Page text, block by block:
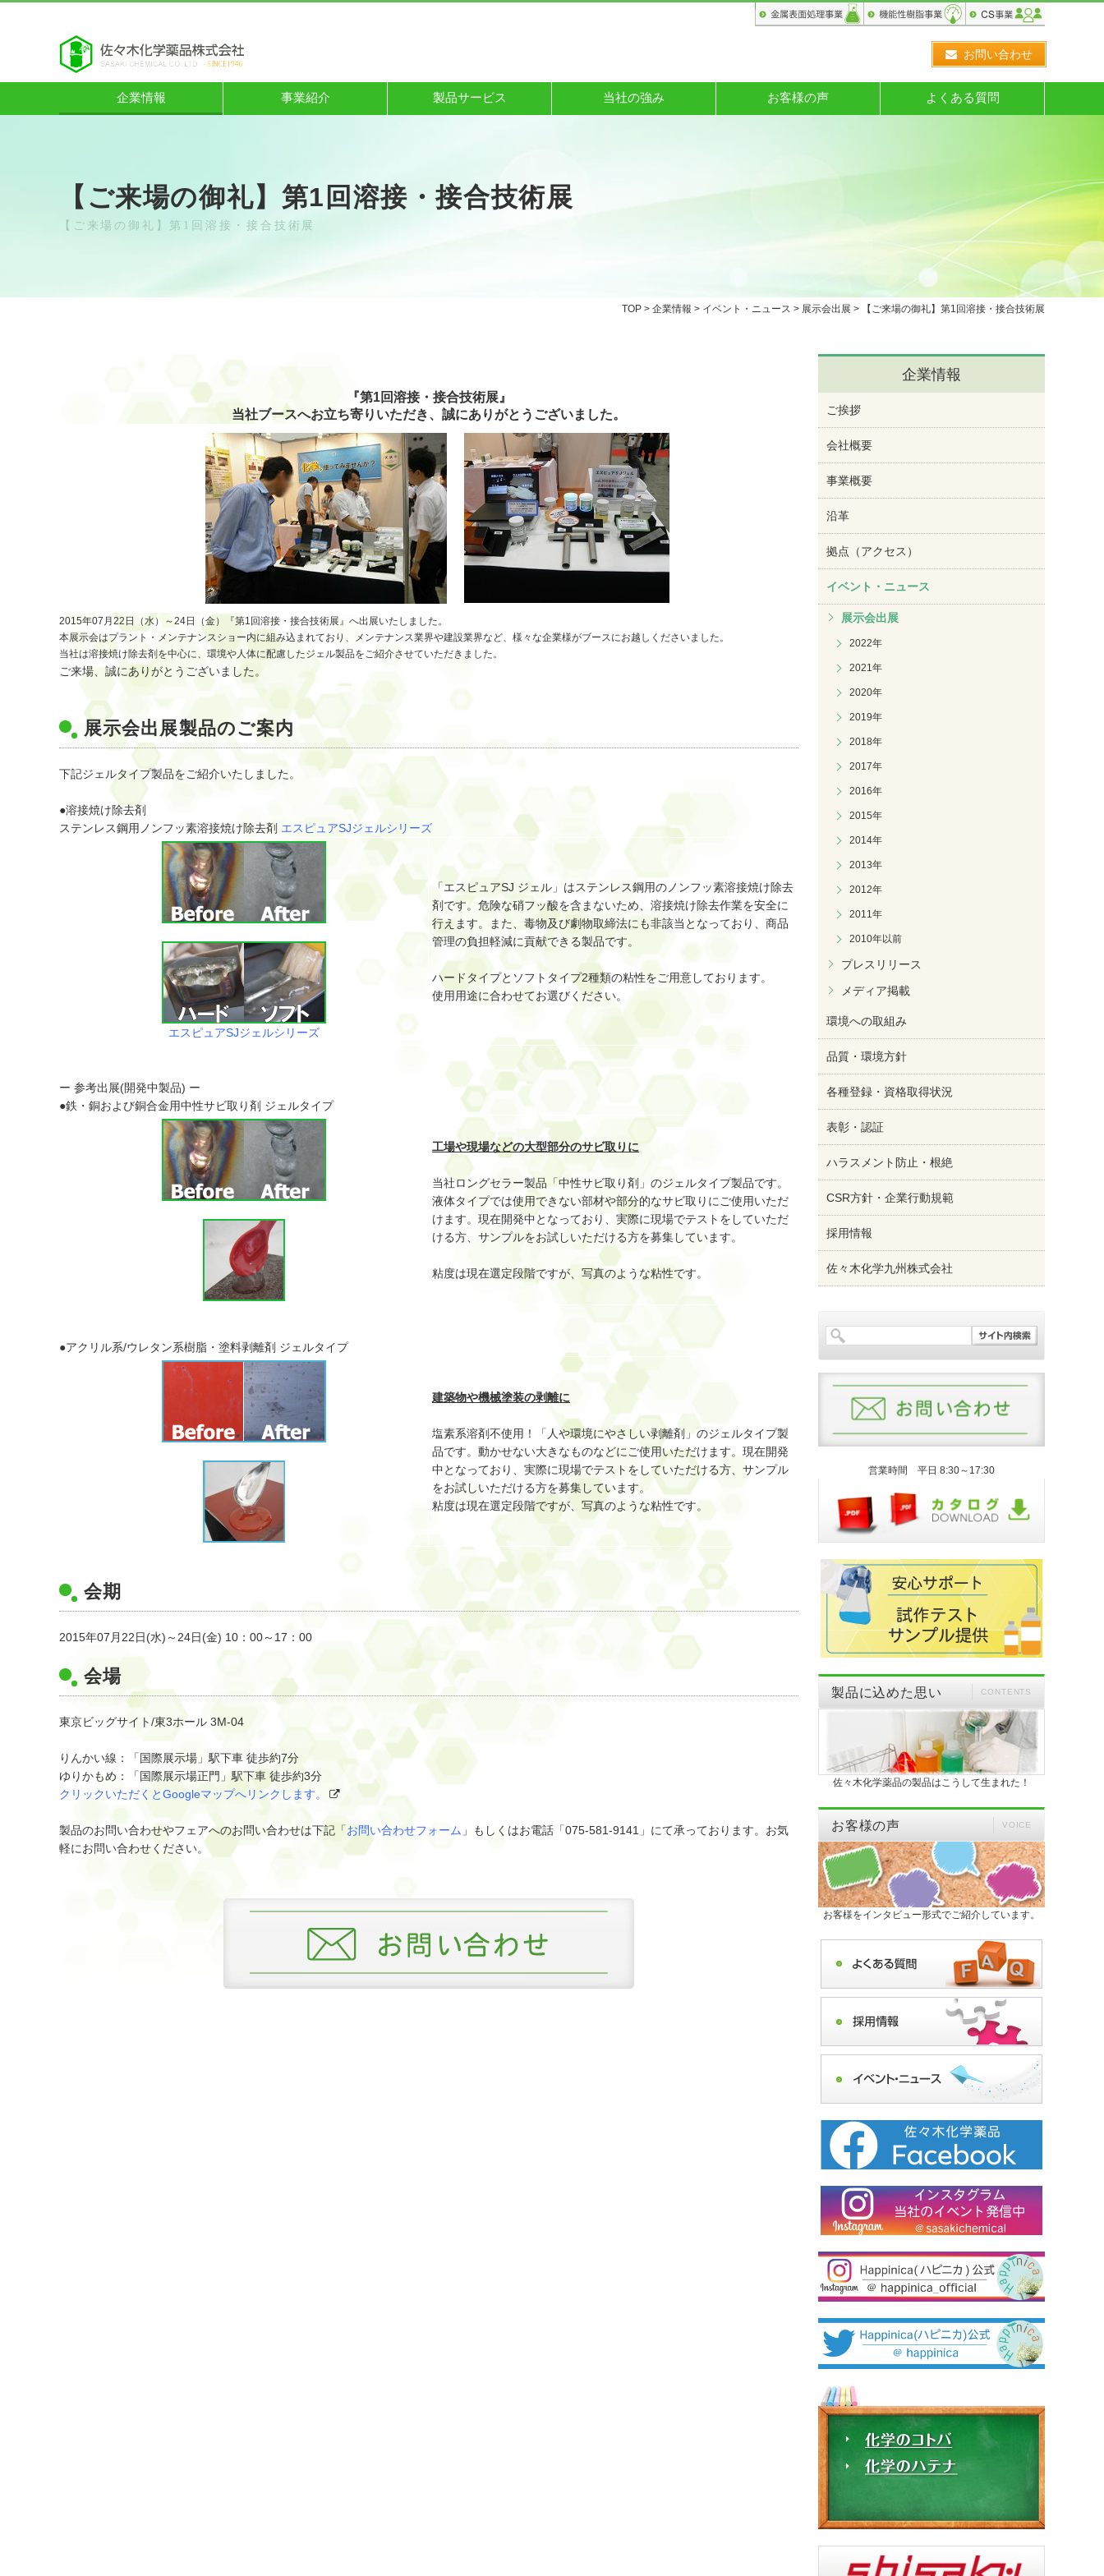
お問い合わせ
企業情報 事業紹介 製品サービス 当社の強み お客様の声 よくある質問
【ご来場の御礼】第1回溶接・接合技術展
【ご来場の御礼】第1回溶接・接合技術展
TOP > 企業情報 > イベント・ニュース > 展示会出展 > 【ご来場の御礼】第1回溶接・接合技術展
『第1回溶接・接合技術展』
当社ブースへお立ち寄りいただき、誠にありがとうございました。
2015年07月22日（水）～24日（金）『第1回溶接・接合技術展』へ出展いたしました。
本展示会はプラント・メンテナンスショー内に組み込まれており、メンテナンス業界や建設業界など、様々な企業様がブースにお越しくださいました。
当社は溶接焼け除去剤を中心に、環境や人体に配慮したジェル製品をご紹介させていただきました。
ご来場、誠にありがとうございました。
展示会出展製品のご案内
下記ジェルタイプ製品をご紹介いたしました。
●溶接焼け除去剤
ステンレス鋼用ノンフッ素溶接焼け除去剤 エスピュアSJジェルシリーズ
エスピュアSJジェルシリーズ
「エスピュアSJ ジェル」はステンレス鋼用のノンフッ素溶接焼け除去
剤です。危険な硝フッ酸を含まないため、溶接焼け除去作業を安全に
行えます。また、毒物及び劇物取締法にも非該当となっており、商品
管理の負担軽減に貢献できる製品です。
ハードタイプとソフトタイプ2種類の粘性をご用意しております。
使用用途に合わせてお選びください。
ー 参考出展(開発中製品) ー
●鉄・銅および銅合金用中性サビ取り剤 ジェルタイプ
工場や現場などの大型部分のサビ取りに
当社ロングセラー製品「中性サビ取り剤」のジェルタイプ製品です。
液体タイプでは使用できない部材や部分的なサビ取りにご使用いただ
けます。現在開発中となっており、実際に現場でテストをしていただ
ける方、サンプルをお試しいただける方を募集しています。
粘度は現在選定段階ですが、写真のような粘性です。
●アクリル系/ウレタン系樹脂・塗料剥離剤 ジェルタイプ
建築物や機械塗装の剥離に
塩素系溶剤不使用！「人や環境にやさしい剥離剤」のジェルタイプ製
品です。動かせない大きなものなどにご使用いただけます。現在開発
中となっており、実際に現場でテストをしていただける方、サンプル
をお試しいただける方を募集しています。
粘度は現在選定段階ですが、写真のような粘性です。
会期
2015年07月22日(水)～24日(金) 10：00～17：00
会場
東京ビッグサイト/東3ホール 3M-04
りんかい線：「国際展示場」駅下車 徒歩約7分
ゆりかもめ：「国際展示場正門」駅下車 徒歩約3分
クリックいただくとGoogleマップへリンクします。
製品のお問い合わせやフェアへのお問い合わせは下記「お問い合わせフォーム 」もしくはお電話「075-581-9141」にて承っております。お気
軽にお問い合わせください。
企業情報
ご挨拶
会社概要
事業概要
沿革
拠点（アクセス）
イベント・ニュース
展示会出展
2022年
2021年
2020年
2019年
2018年
2017年
2016年
2015年
2014年
2013年
2012年
2011年
2010年以前
プレスリリース
メディア掲載
環境への取組み
品質・環境方針
各種登録・資格取得状況
表彰・認証
ハラスメント防止・根絶
CSR方針・企業行動規範
採用情報
佐々木化学九州株式会社
営業時間 平日 8:30～17:30
製品に込めた思い CONTENTS
佐々木化学薬品の製品はこうして生まれた！
お客様の声 VOICE
お客様をインタビュー形式でご紹介しています。